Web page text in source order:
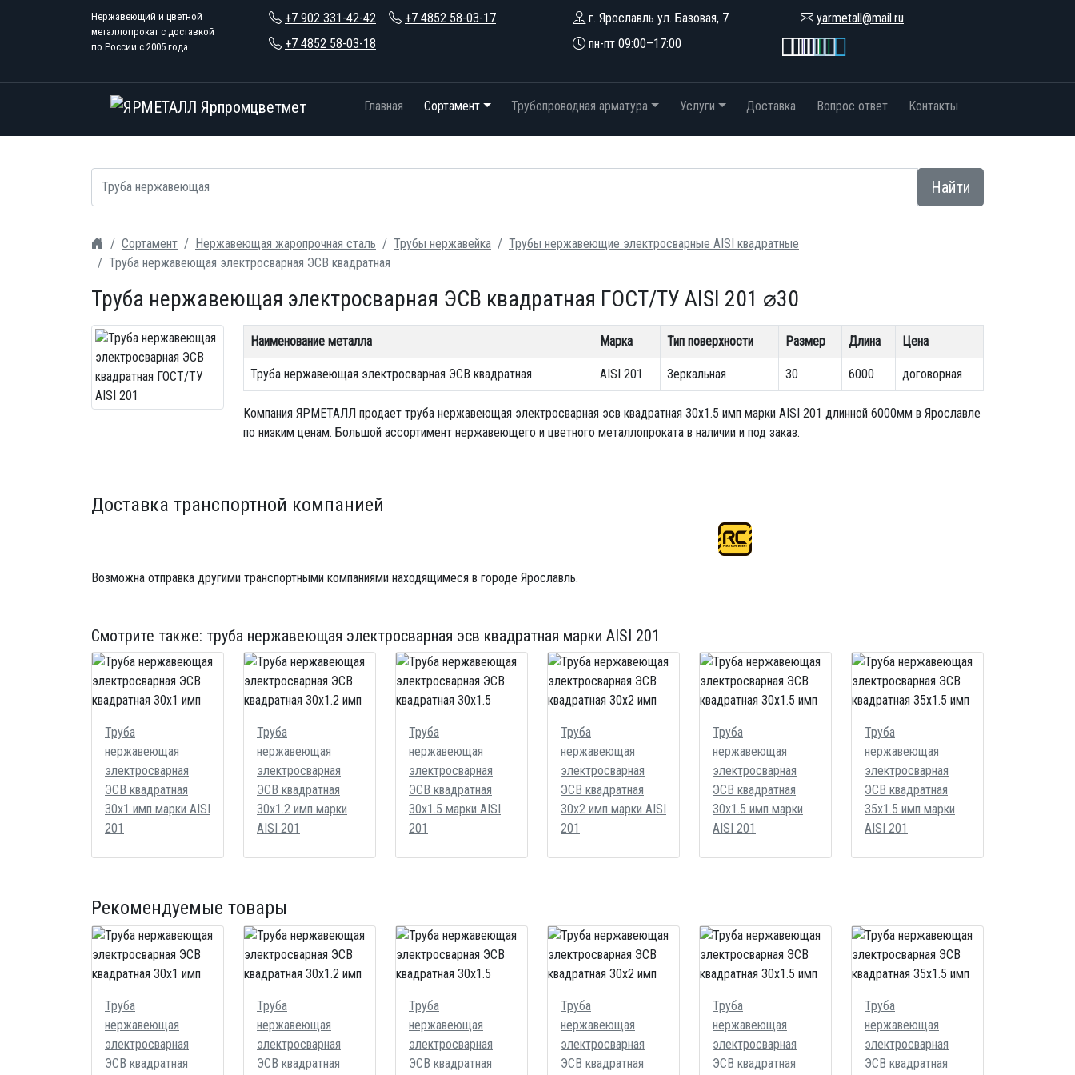
Нержавеющий и цветной
металлопрокат с доставкой
по России с 2005 года.
+7 902 331-42-42
+7 4852 58-03-17
+7 4852 58-03-18
г. Ярославль ул. Базовая, 7
пн-пт 09:00–17:00
yarmetall@mail.ru
Главная Сортамент Трубопроводная арматура Услуги Доставка Вопрос ответ Контакты
Найти
Сортамент Нержавеющая жаропрочная сталь Трубы нержавейка
Трубы нержавеющие электросварные AISI квадратные
Труба нержавеющая электросварная ЭСВ квадратная
Труба нержавеющая электросварная ЭСВ квадратная ГОСТ/ТУ AISI 201 ⌀30
Наименование металла Марка Тип поверхности Размер Длина Цена
Труба нержавеющая электросварная ЭСВ квадратная AISI 201 Зеркальная 30 6000 договорная
Компания ЯРМЕТАЛЛ продает труба нержавеющая электросварная эсв квадратная 30х1.5 имп марки AISI 201 длинной 6000мм в Ярославле
по низким ценам. Большой ассортимент нержавеющего и цветного металлопроката в наличии и под заказ.
Доставка транспортной компанией
Возможна отправка другими транспортными компаниями находящимеся в городе Ярославль.
Смотрите также: труба нержавеющая электросварная эсв квадратная марки AISI 201
Труба
нержавеющая
электросварная
ЭСВ квадратная
30х1 имп марки AISI
201
Труба
нержавеющая
электросварная
ЭСВ квадратная
30х1.2 имп марки
AISI 201
Труба
нержавеющая
электросварная
ЭСВ квадратная
30х1.5 марки AISI
201
Труба
нержавеющая
электросварная
ЭСВ квадратная
30х2 имп марки AISI
201
Труба
нержавеющая
электросварная
ЭСВ квадратная
30х1.5 имп марки
AISI 201
Труба
нержавеющая
электросварная
ЭСВ квадратная
35х1.5 имп марки
AISI 201
Рекомендуемые товары
Труба
нержавеющая
электросварная
ЭСВ квадратная
Труба
нержавеющая
электросварная
ЭСВ квадратная
Труба
нержавеющая
электросварная
ЭСВ квадратная
Труба
нержавеющая
электросварная
ЭСВ квадратная
Труба
нержавеющая
электросварная
ЭСВ квадратная
Труба
нержавеющая
электросварная
ЭСВ квадратная